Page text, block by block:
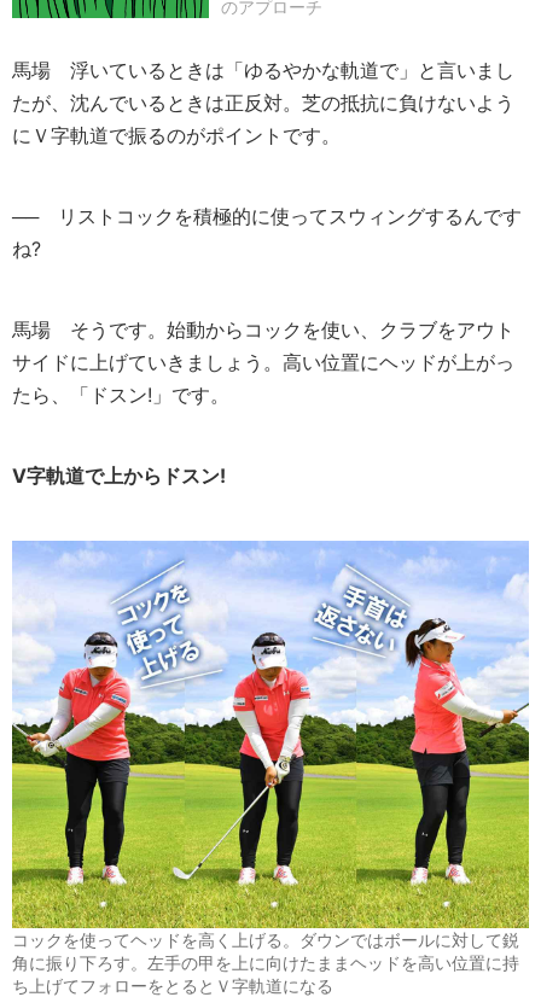
のアプローチ
馬場 浮いているときは「ゆるやかな軌道で」と言いまし
たが、沈んでいるときは正反対。芝の抵抗に負けないよう
にＶ字軌道で振るのがポイントです。
── リストコックを積極的に使ってスウィングするんです
ね?
馬場 そうです。始動からコックを使い、クラブをアウト
サイドに上げていきましょう。高い位置にヘッドが上がっ
たら、「ドスン!」です。
V字軌道で上からドスン!
コックを使ってヘッドを高く上げる。ダウンではボールに対して鋭
角に振り下ろす。左手の甲を上に向けたままヘッドを高い位置に持
ち上げてフォローをとるとＶ字軌道になる